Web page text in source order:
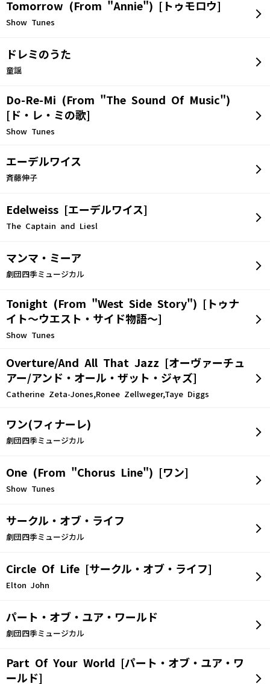
Tomorrow (From "Annie") [トゥモロウ]
Show Tunes
ドレミのうた
童謡
Do-Re-Mi (From "The Sound Of Music")
[ド・レ・ミの歌]
Show Tunes
エーデルワイス
斉藤伸子
Edelweiss [エーデルワイス]
The Captain and Liesl
マンマ・ミーア
劇団四季ミュージカル
Tonight (From "West Side Story") [トゥナ
イト～ウエスト・サイド物語～]
Show Tunes
Overture/And All That Jazz [オーヴァーチュ
アー/アンド・オール・ザット・ジャズ]
Catherine Zeta-Jones,Ronee Zellweger,Taye Diggs
ワン(フィナーレ)
劇団四季ミュージカル
One (From "Chorus Line") [ワン]
Show Tunes
サークル・オブ・ライフ
劇団四季ミュージカル
Circle Of Life [サークル・オブ・ライフ]
Elton John
パート・オブ・ユア・ワールド
劇団四季ミュージカル
Part Of Your World [パート・オブ・ユア・ワ
ールド]